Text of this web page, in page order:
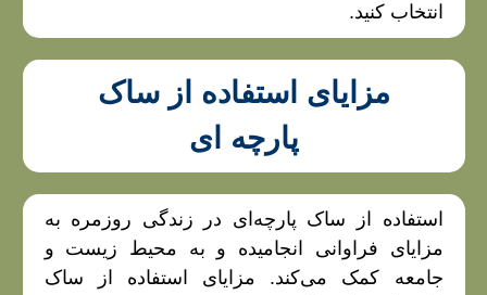
انتخاب کنید.
مزایای استفاده از ساک
پارچه ای
استفاده از ساک پارچه‌ای در زندگی روزمره به
مزایای فراوانی انجامیده و به محیط زیست و
جامعه کمک می‌کند. مزایای استفاده از ساک